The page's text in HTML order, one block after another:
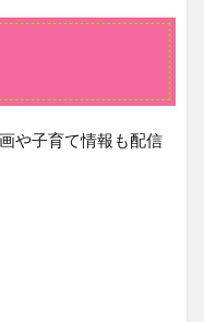
や子育て情報も配信